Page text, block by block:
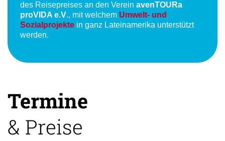
des Reisepreises an den Verein avenTOURa
proVIDA e.V., mit welchem Umwelt- und
Sozialprojekte in ganz Lateinamerika unterstützt
werden.
Termine
& Preise